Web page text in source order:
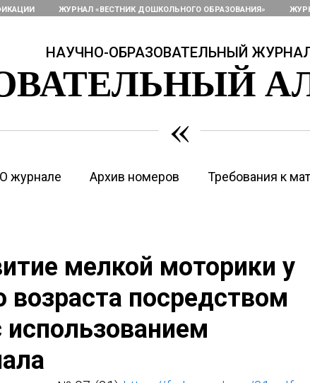
ЖУРНАЛ «ВЕСТНИК ДОШКОЛЬНОГО ОБРАЗОВАНИЯ»
НАУЧНО-ОБРАЗОВАТЕЛЬНЫЙ
«
О журнале Архив номеров Требования к
мелкой моторики у
посредством